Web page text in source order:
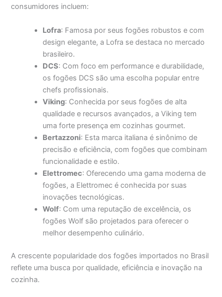
consumidores incluem:
Lofra: Famosa por seus fogões robustos e com
design elegante, a Lofra se destaca no mercado
brasileiro.
DCS: Com foco em performance e durabilidade,
os fogões DCS são uma escolha popular entre
chefs profissionais.
Viking: Conhecida por seus fogões de alta
qualidade e recursos avançados, a Viking tem
uma forte presença em cozinhas gourmet.
Bertazzoni: Esta marca italiana é sinônimo de
precisão e eficiência, com fogões que combinam
funcionalidade e estilo.
Elettromec: Oferecendo uma gama moderna de
fogões, a Elettromec é conhecida por suas
inovações tecnológicas.
Wolf: Com uma reputação de excelência, os
fogões Wolf são projetados para oferecer o
melhor desempenho culinário.
A crescente popularidade dos fogões importados no Brasil
reflete uma busca por qualidade, eficiência e inovação na
cozinha.